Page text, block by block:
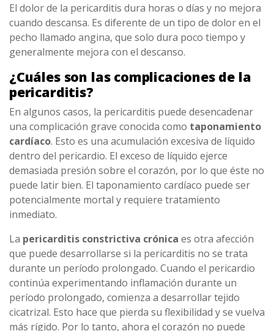
El dolor de la pericarditis dura horas o días y no mejora
cuando descansa. Es diferente de un tipo de dolor en el
pecho llamado angina, que solo dura poco tiempo y
generalmente mejora con el descanso.
¿Cuáles son las complicaciones de la
pericarditis?
En algunos casos, la pericarditis puede desencadenar
una complicación grave conocida como taponamiento
cardíaco. Esto es una acumulación excesiva de líquido
dentro del pericardio. El exceso de líquido ejerce
demasiada presión sobre el corazón, por lo que éste no
puede latir bien. El taponamiento cardíaco puede ser
potencialmente mortal y requiere tratamiento
inmediato.
La pericarditis constrictiva crónica es otra afección
que puede desarrollarse si la pericarditis no se trata
durante un período prolongado. Cuando el pericardio
continúa experimentando inflamación durante un
período prolongado, comienza a desarrollar tejido
cicatrizal. Esto hace que pierda su flexibilidad y se vuelva
más rígido. Por lo tanto, ahora el corazón no puede